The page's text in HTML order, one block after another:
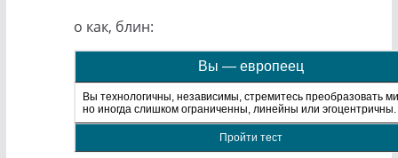
о как, блин:
Вы — европеец
Вы технологичны, независимы, стремитесь преобразовать
но иногда слишком ограниченны, линейны или эгоцентричны.
Пройти тест